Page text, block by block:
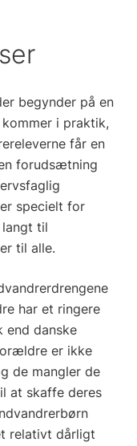
begynder på en
i praktik,
får en
forudsætning
specielt for
til
til alle.
har et ringere
end danske
er ikke
de mangler de
at skaffe deres
relativt dårligt